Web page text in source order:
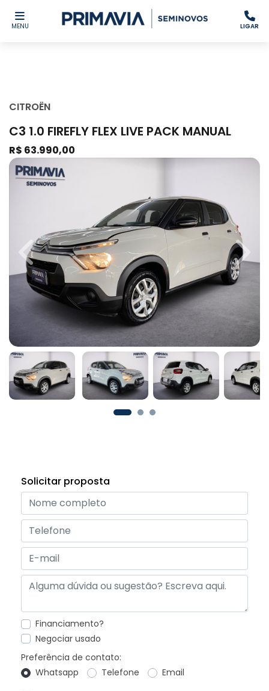
MENU LIGAR
CITROËN
C3 1.0 FIREFLY FLEX LIVE PACK MANUAL
R$ 63.990,00
Previous Next
Solicitar proposta
Financiamento?
Negociar usado
Preferência de contato:
Whatsapp
Telefone Email